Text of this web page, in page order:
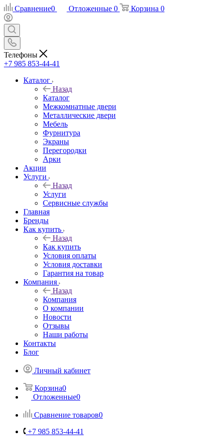
Сравнение0 Отложенные 0 Корзина 0
Телефоны
+7 985 853-44-41
Каталог
Назад
Каталог
Межкомнатные двери
Металлические двери
Мебель
Фурнитура
Экраны
Перегородки
Арки
Акции
Услуги
Назад
Услуги
Сервисные службы
Главная
Бренды
Как купить
Назад
Как купить
Условия оплаты
Условия доставки
Гарантия на товар
Компания
Назад
Компания
О компании
Новости
Отзывы
Наши работы
Контакты
Блог
Личный кабинет
Корзина0
Отложенные0
Сравнение товаров0
+7 985 853-44-41